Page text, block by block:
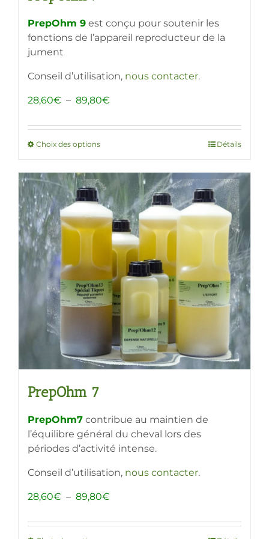
PrepOhm 9 est conçu pour soutenir les
fonctions de l’appareil reproducteur de la
jument
Conseil d’utilisation, nous contacter.
28,60€ – 89,80€
prix :
89,80€
Choix des optionsCe
a
plusieurs
variations.
Les
options
peuvent
être
choisies
sur
la
page
produit
Détails
PrepOhm 7
PrepOhm7 contribue au maintien de
l’équilibre général du cheval lors des
périodes d’activité intense.
Conseil d’utilisation, nous contacter.
28,60€ – 89,80€
prix :